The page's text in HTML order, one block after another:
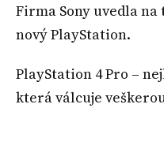
Firma Sony uvedla
nový PlayStation.
PlayStation 4 Pro –
která válcuje